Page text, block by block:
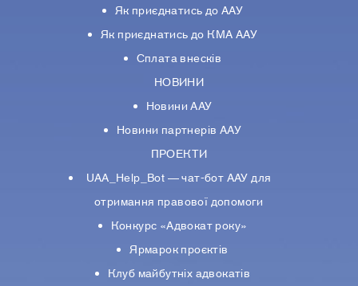
Як приєднатись до ААУ
Як приєднатись до КМА ААУ
Сплата внесків
НОВИНИ
Новини ААУ
Новини партнерiв ААУ
ПРОЕКТИ
UAA_Help_Bot — чат-бот ААУ для
отримання правової допомоги
Конкурс «Адвокат року»
Ярмарок проєктів
Клуб майбутніх адвокатів